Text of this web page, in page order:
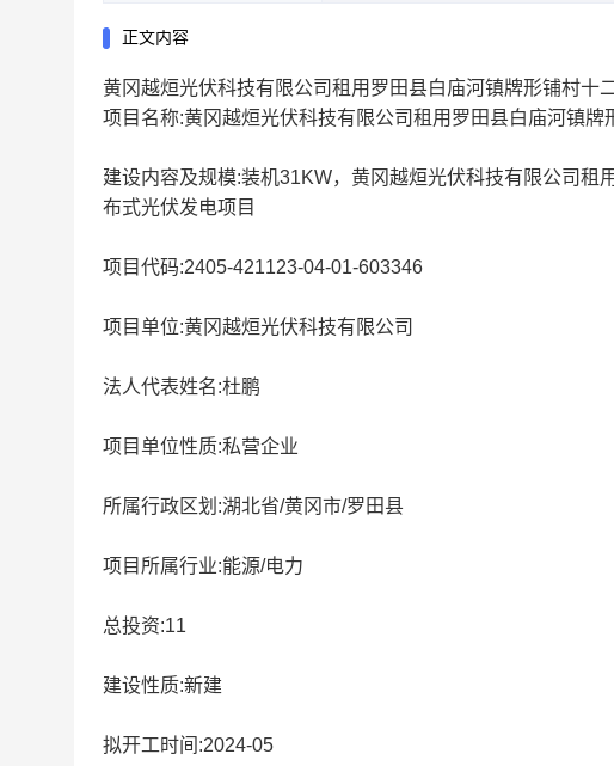
正文内容
黄冈越烜光伏科技有限公司租用罗田县白庙河镇牌形铺村十
项目名称:黄冈越烜光伏科技有限公司租用罗田县白庙河镇
建设内容及规模:装机31KW，黄冈越烜光伏科技有限公司
布式光伏发电项目
项目代码:2405-421123-04-01-603346
项目单位:黄冈越烜光伏科技有限公司
法人代表姓名:杜鹏
项目单位性质:私营企业
所属行政区划:湖北省/黄冈市/罗田县
项目所属行业:能源/电力
总投资:11
建设性质:新建
拟开工时间:2024-05